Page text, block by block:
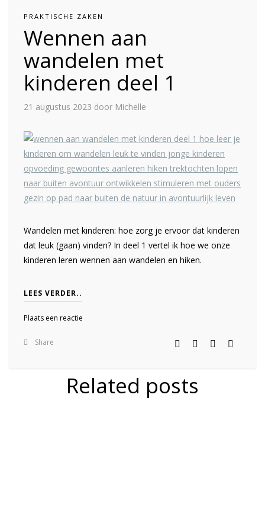
PRAKTISCHE ZAKEN
Wennen aan
wandelen met
kinderen deel 1
21 augustus 2023 door Michelle
Wandelen met kinderen: hoe zorg je ervoor dat kinderen
dat leuk (gaan) vinden? In deel 1 vertel ik hoe we onze
kinderen leren wennen aan wandelen en hiken.
LEES VERDER..
Plaats een reactie
Share
Related posts